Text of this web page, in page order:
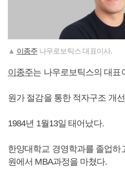
▲ 이종주 나우로보틱스 대표이사.
이종주는 나우로보틱스의 대표
원가 절감을 통한 적자구조 개
1984년 1월13일 태어났다.
한양대학교 경영학과를 졸업하
원에서 MBA과정을 마쳤다.